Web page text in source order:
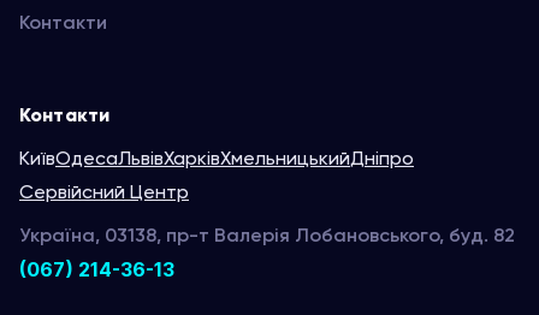
Контакти
Контакти
КиївОдесаЛьвівХарківХмельницькийДніпро
Сервійсний Центр
Україна, 03138, пр-т Валерія Лобановського, буд. 82
(067) 214-36-13